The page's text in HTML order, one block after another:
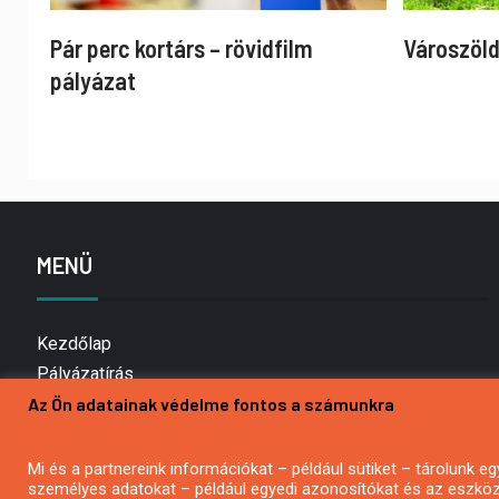
Pár perc kortárs – rövidfilm
pályázat
MENÜ
Kezdőlap
Pályázatírás
Bemutatkozás
Hírlevél feliratkozás
Impresszum
Az Ön adatainak védelme fontos a számunkra
Mi és a partnereink információkat – például sütiket – tárolunk
személyes adatokat – például egyedi azonosítókat és az